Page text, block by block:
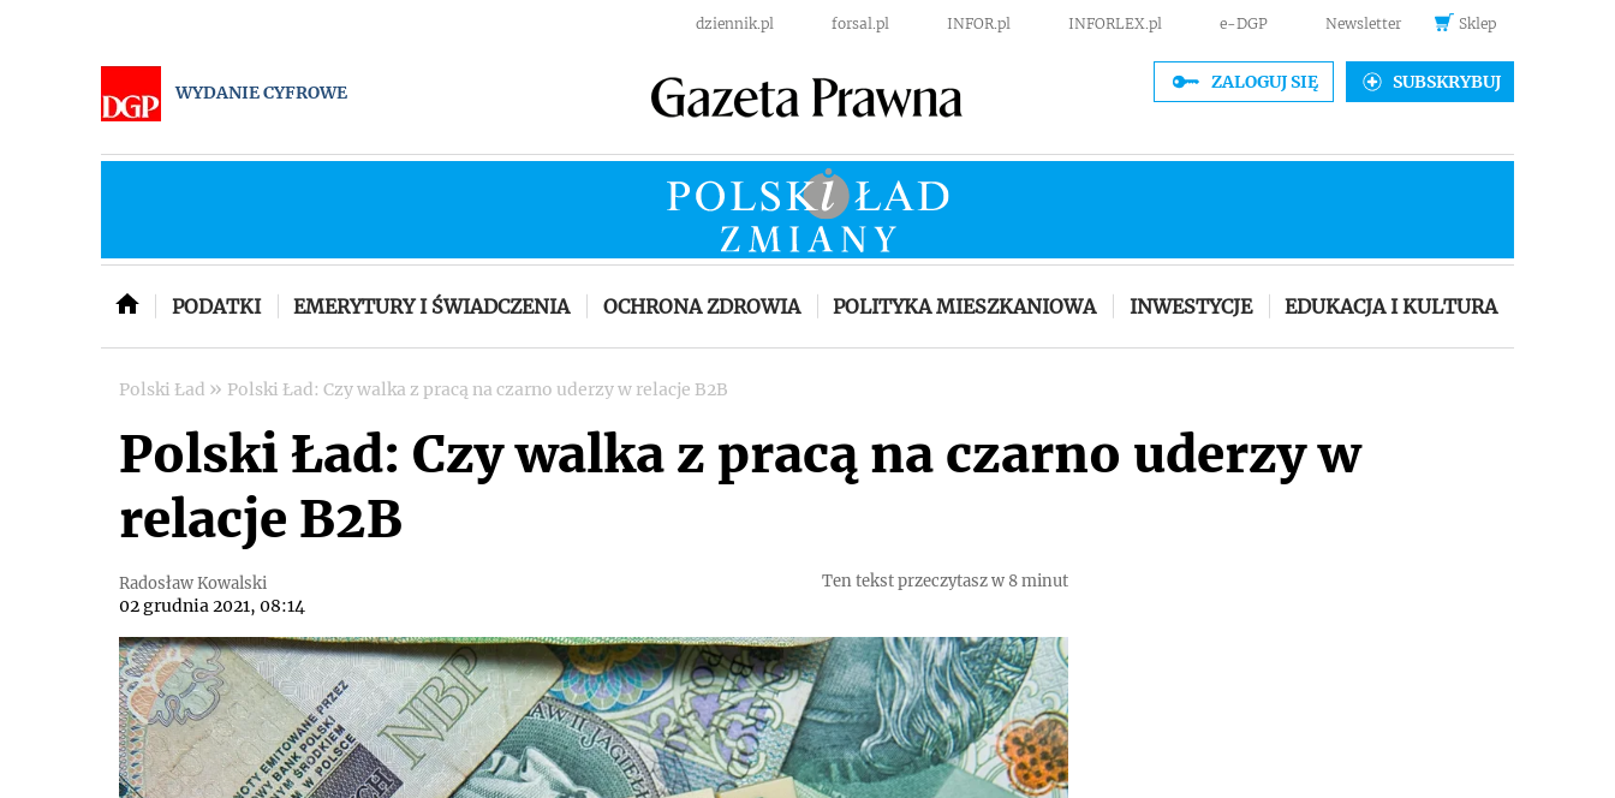
dziennik.pl forsal.pl INFOR.pl INFORLEX.pl e-DGP Newsletter Sklep
WYDANIE CYFROWE ZALOGUJ SIĘ SUBSKRYBUJ
PODATKI EMERYTURY I ŚWIADCZENIA OCHRONA ZDROWIA POLITYKA MIESZKANIOWA INWESTYCJE EDUKACJA I KULTURA
Polski Ład » Polski Ład: Czy walka z pracą na czarno uderzy w relacje B2B
Polski Ład: Czy walka z pracą na czarno uderzy w
relacje B2B
Radosław Kowalski
02 grudnia 2021, 08:14
Ten tekst przeczytasz w 8 minut